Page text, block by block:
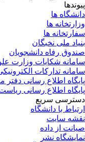
پیوندها
دانشگاه ها
وزارتخانه ها
سفارتخانه ها
بنیاد ملی نخبگان
صندوق رفاه دانشجویان
سامانه شکایات وزارت
سامانه تدارکات
پایگاه اطلاع رسانی
پایگاه اطلاع رسانی
دسترسی سریع
ارتباط با دانشگاه
نقشه سایت
صیانت از داده
نمایشگاه نشر